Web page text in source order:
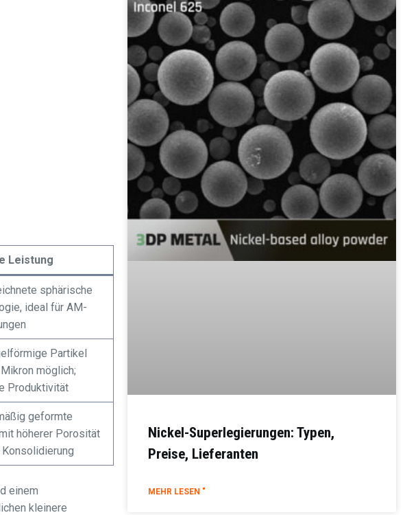
Leistung
sphärische
ideal für AM-
Partikel
möglich;
Produktivität
geformte
höherer Porosität
Konsolidierung
einem
kleinere
Nickel-Superlegierungen: Typen,
Preise, Lieferanten
MEHR LESEN "